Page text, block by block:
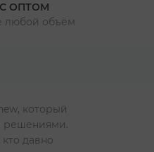
ОПТОМ
любой объём
который
решениями.
давно